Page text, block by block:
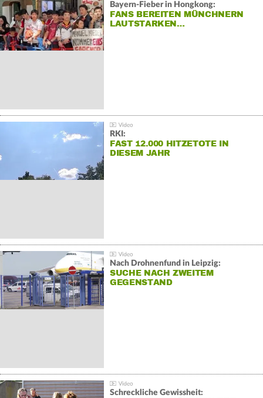
Bayern-Fieber in Hongkong:
FANS BEREITEN MÜNCHNERN
LAUTSTARKEN…
RKI:
FAST 12.000 HITZETOTE IN
DIESEM JAHR
Nach Drohnenfund in Leipzig:
SUCHE NACH ZWEITEM
GEGENSTAND
Schreckliche Gewissheit: